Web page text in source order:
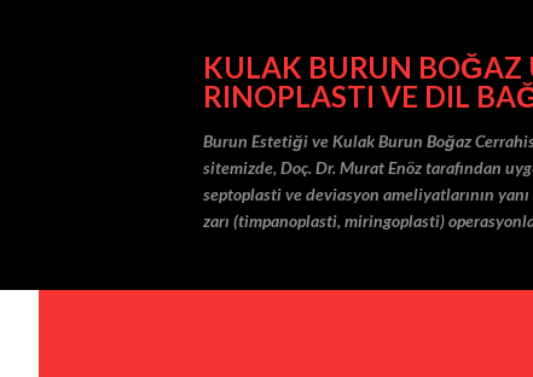
KULAK BURUN BOĞAZ
RINOPLASTI VE DIL
Burun Estetiği ve Kulak Burun Boğaz
sitemizde, Doç. Dr. Murat Enöz tarafından
septoplasti ve deviasyon ameliyatlarının
zarı (timpanoplasti, miringoplasti)